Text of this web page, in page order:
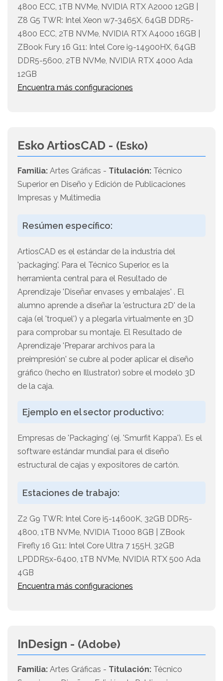
4800 ECC, 1TB NVMe, NVIDIA RTX A2000 12GB |
Z8 G5 TWR: Intel Xeon w7-3465X, 64GB DDR5-
4800 ECC, 2TB NVMe, NVIDIA RTX A4000 16GB |
ZBook Fury 16 G11: Intel Core i9-14900HX, 64GB
DDR5-5600, 2TB NVMe, NVIDIA RTX 4000 Ada
12GB
Encuentra más configuraciones
Esko ArtiosCAD - (Esko)
Familia: Artes Gráficas - Titulación: Técnico
Superior en Diseño y Edición de Publicaciones
Impresas y Multimedia
Resúmen específico:
ArtiosCAD es el estándar de la industria del
'packaging'. Para el Técnico Superior, es la
herramienta central para el Resultado de
Aprendizaje 'Diseñar envases y embalajes' . El
alumno aprende a diseñar la 'estructura 2D' de la
caja (el 'troquel') y a plegarla virtualmente en 3D
para comprobar su montaje. El Resultado de
Aprendizaje 'Preparar archivos para la
preimpresión' se cubre al poder aplicar el diseño
gráfico (hecho en Illustrator) sobre el modelo 3D
de la caja.
Ejemplo en el sector productivo:
Empresas de 'Packaging' (ej. 'Smurfit Kappa'). Es el
software estándar mundial para el diseño
estructural de cajas y expositores de cartón.
Estaciones de trabajo:
Z2 G9 TWR: Intel Core i5-14600K, 32GB DDR5-
4800, 1TB NVMe, NVIDIA T1000 8GB | ZBook
Firefly 16 G11: Intel Core Ultra 7 155H, 32GB
LPDDR5x-6400, 1TB NVMe, NVIDIA RTX 500 Ada
4GB
Encuentra más configuraciones
InDesign - (Adobe)
Familia: Artes Gráficas - Titulación: Técnico